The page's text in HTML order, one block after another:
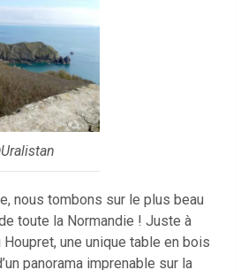
nous tombons sur le plus beau
toute la Normandie ! Juste à
une unique table en bois
panorama imprenable sur la